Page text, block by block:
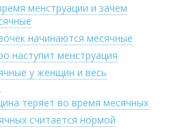
менструации и зачем
начинаются месячные
наступит менструация
у женщин и весь
теряет во время месячных
считается нормой